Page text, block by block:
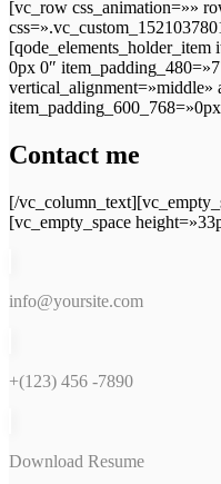
Contact Us
[vc_row css_animation=»»
0px 0″
vertical_alignment=»middle»
Contact me
[/
[vc_empty_space
info@yoursite.com
+(123) 456 -7890
Download Resume